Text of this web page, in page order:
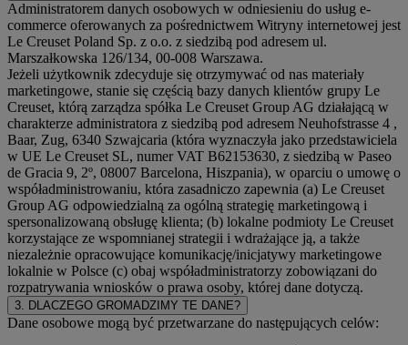
Administratorem danych osobowych w odniesieniu do usług e-
commerce oferowanych za pośrednictwem Witryny internetowej jest
Le Creuset Poland Sp. z o.o. z siedzibą pod adresem ul.
Marszałkowska 126/134, 00-008 Warszawa.
Jeżeli użytkownik zdecyduje się otrzymywać od nas materiały
marketingowe, stanie się częścią bazy danych klientów grupy Le
Creuset, którą zarządza spółka Le Creuset Group AG działającą w
charakterze administratora z siedzibą pod adresem Neuhofstrasse 4 ,
Baar, Zug, 6340 Szwajcaria (która wyznaczyła jako przedstawiciela
w UE Le Creuset SL, numer VAT B62153630, z siedzibą w Paseo
de Gracia 9, 2º, 08007 Barcelona, Hiszpania), w oparciu o umowę o
współadministrowaniu, która zasadniczo zapewnia (a) Le Creuset
Group AG odpowiedzialną za ogólną strategię marketingową i
spersonalizowaną obsługę klienta; (b) lokalne podmioty Le Creuset
korzystające ze wspomnianej strategii i wdrażające ją, a także
niezależnie opracowujące komunikację/inicjatywy marketingowe
lokalnie w Polsce (c) obaj współadministratorzy zobowiązani do
rozpatrywania wniosków o prawa osoby, której dane dotyczą.
3. DLACZEGO GROMADZIMY TE DANE?
Dane osobowe mogą być przetwarzane do następujących celów: